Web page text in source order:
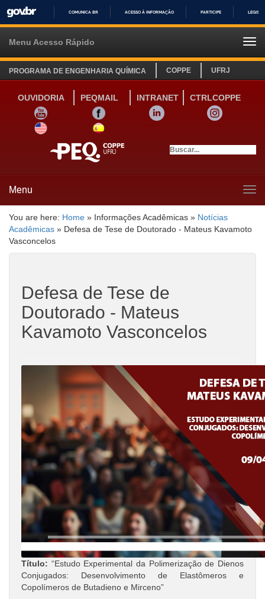
IR
COMUNICA BR ACESSO À INFORMAÇÃO PARTICIPE
Menu Acesso Rápido
PROGRAMA DE ENGENHARIA QUÍMICA COPPE UFRJ
OUVIDORIA PEQMAIL INTRANET
CTRLCOPPE
YOUTUBE
FACEBOOK LINKEDIN
INSTAGRAM
SITE INGLÊS
LINK SITE ESPANHOL
Menu
You are here: Home » Informações Acadêmicas » Notícias
Acadêmicas » Defesa de Tese de Doutorado - Mateus Kavamoto
Vasconcelos
Defesa de Tese de
Doutorado - Mateus
Kavamoto Vasconcelos
Título: “Estudo Experimental da Polimerização de Dienos
Conjugados: Desenvolvimento de Elastômeros e
Copolímeros de Butadieno e Mirceno”